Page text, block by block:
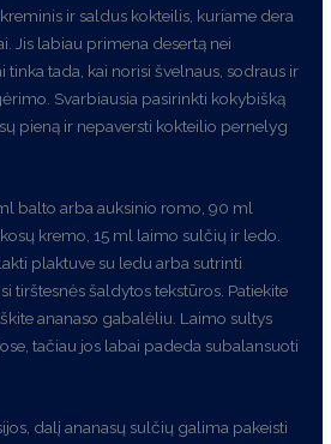
ir saldus kokteilis, kuriame dera
Jis labiau primena desertą nei
tada, kai norisi švelnaus, sodraus ir
Svarbiausia pasirinkti kokybišką
pieną ir nepaversti kokteilio pernelyg
balto arba auksinio romo, 90 ml
kremo, 15 ml laimo sulčių ir ledo.
plaktuve su ledu arba sutrinti
tirštesnės šaldytos tekstūros. Patiekite
ananaso gabalėliu. Laimo sultys
tačiau jos labai padeda subalansuoti
dalį ananasų sulčių galima pakeisti